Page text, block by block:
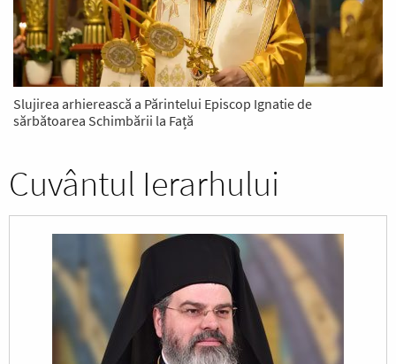
Slujirea arhierească a Părintelui Episcop Ignatie de
sărbătoarea Schimbării la Față
Cuvântul Ierarhului